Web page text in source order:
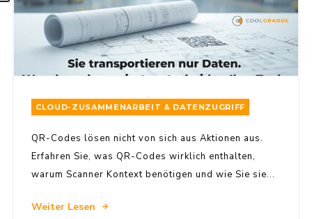
CLOUD-ZUSAMMENARBEIT & DATENZUGRIFF
QR-Codes lösen nicht von sich aus Aktionen aus.
Erfahren Sie, was QR-Codes wirklich enthalten,
warum Scanner Kontext benötigen und wie Sie sie...
Weiter Lesen